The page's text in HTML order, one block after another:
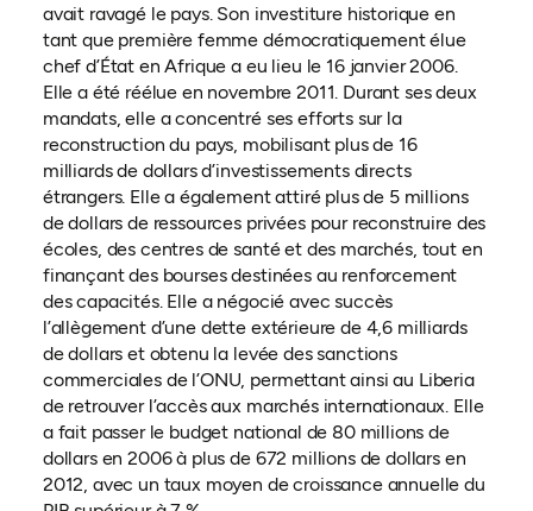
avait ravagé le pays. Son investiture historique en
tant que première femme démocratiquement élue
chef d’État en Afrique a eu lieu le 16 janvier 2006.
Elle a été réélue en novembre 2011. Durant ses deux
mandats, elle a concentré ses efforts sur la
reconstruction du pays, mobilisant plus de 16
milliards de dollars d’investissements directs
étrangers. Elle a également attiré plus de 5 millions
de dollars de ressources privées pour reconstruire des
écoles, des centres de santé et des marchés, tout en
finançant des bourses destinées au renforcement
des capacités. Elle a négocié avec succès
l’allègement d’une dette extérieure de 4,6 milliards
de dollars et obtenu la levée des sanctions
commerciales de l’ONU, permettant ainsi au Liberia
de retrouver l’accès aux marchés internationaux. Elle
a fait passer le budget national de 80 millions de
dollars en 2006 à plus de 672 millions de dollars en
2012, avec un taux moyen de croissance annuelle du